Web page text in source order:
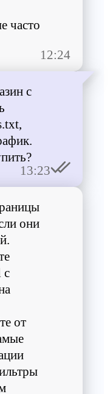
часто
12:24
с
13:23
они
с
от